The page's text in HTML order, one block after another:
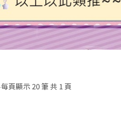
頁顯示 20筆 共 1頁